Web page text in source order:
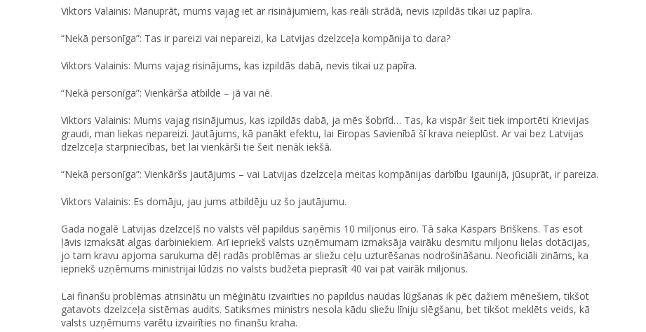
Viktors Valainis: Manuprāt, mums vajag iet ar risinājumiem, kas reāli strādā, nevis izpildās tikai uz papīra.
“Nekā personīga”: Tas ir pareizi vai nepareizi, ka Latvijas dzelzceļa kompānija to dara?
Viktors Valainis: Mums vajag risinājums, kas izpildās dabā, nevis tikai uz papīra.
“Nekā personīga”: Vienkārša atbilde – jā vai nē.
Viktors Valainis: Mums vajag risinājumus, kas izpildās dabā, ja mēs šobrīd… Tas, ka vispār šeit tiek importēti Krievijas
graudi, man liekas nepareizi. Jautājums, kā panākt efektu, lai Eiropas Savienībā šī krava neieplūst. Ar vai bez Latvijas
dzelzceļa starpniecības, bet lai vienkārši tie šeit nenāk iekšā.
“Nekā personīga”: Vienkāršs jautājums – vai Latvijas dzelzceļa meitas kompānijas darbību Igaunijā, jūsuprāt, ir pareiza.
Viktors Valainis: Es domāju, jau jums atbildēju uz šo jautājumu.
Gada nogalē Latvijas dzelzceļš no valsts vēl papildus saņēmis 10 miljonus eiro. Tā saka Kaspars Briškens. Tas esot
ļāvis izmaksāt algas darbiniekiem. Arī iepriekš valsts uzņēmumam izmaksāja vairāku desmitu miljonu lielas dotācijas,
jo tam kravu apjoma sarukuma dēļ radās problēmas ar sliežu ceļu uzturēšanas nodrošināšanu. Neoficiāli zināms, ka
iepriekš uzņēmums ministrijai lūdzis no valsts budžeta pieprasīt 40 vai pat vairāk miljonus.
Lai finanšu problēmas atrisinātu un mēģinātu izvairīties no papildus naudas lūgšanas ik pēc dažiem mēnešiem, tikšot
gatavots dzelzceļa sistēmas audits. Satiksmes ministrs nesola kādu sliežu līniju slēgšanu, bet tikšot meklēts veids, kā
valsts uzņēmums varētu izvairīties no finanšu kraha.